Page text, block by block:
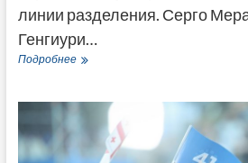
линии разделения. Серго
Генгиури…
ПодробнееЗадержанным
разделения
гражданам
Грузии
грозит